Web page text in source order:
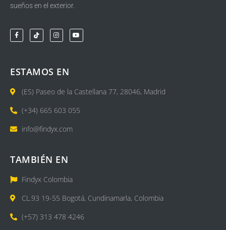
sueños en el exterior.
ESTAMOS EN
(ES) Paseo de la Castellana 77, 28046, Madrid
(+34) 665 603 055
info@findyx.com
TAMBIÉN EN
Findyx Colombia
CL.93 19-55 Bogotá, Cundinamarla, Colombia
(+57) 313 478 4246